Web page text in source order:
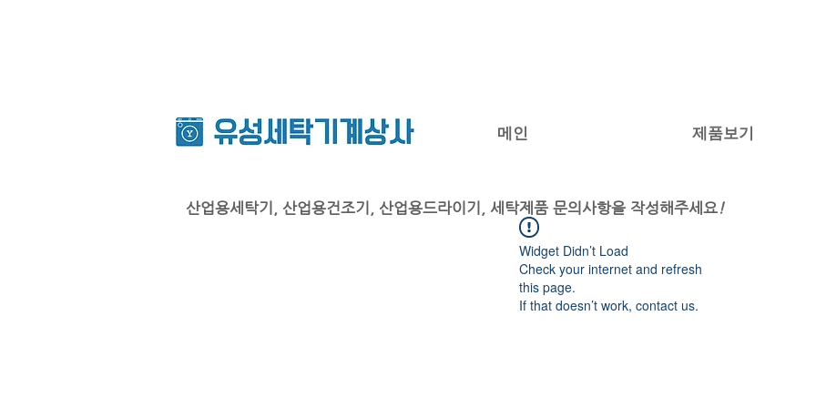
산업용세탁기, 산업용건조기, 산업용드라이기, 세탁제품 문의사항을 작성해주세요!
Widget Didn’t Load
Check your internet and refresh
this page.
If that doesn’t work, contact us.
메인 제품보기